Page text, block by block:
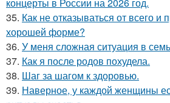
35. Как не отказываться от всего и
хорошей форме?
36. У меня сложная ситуация в
37. Как я после родов похудела.
38. Шаг за шагом к здоровью.
39. Наверное, у каждой женщины